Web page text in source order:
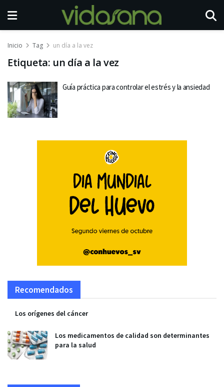
Inicio Tag un día a la vez
Etiqueta: un día a la vez
Guía práctica para controlar el estrés y la ansiedad
Recomendados
Los orígenes del cáncer
Los medicamentos de calidad son determinantes
para la salud